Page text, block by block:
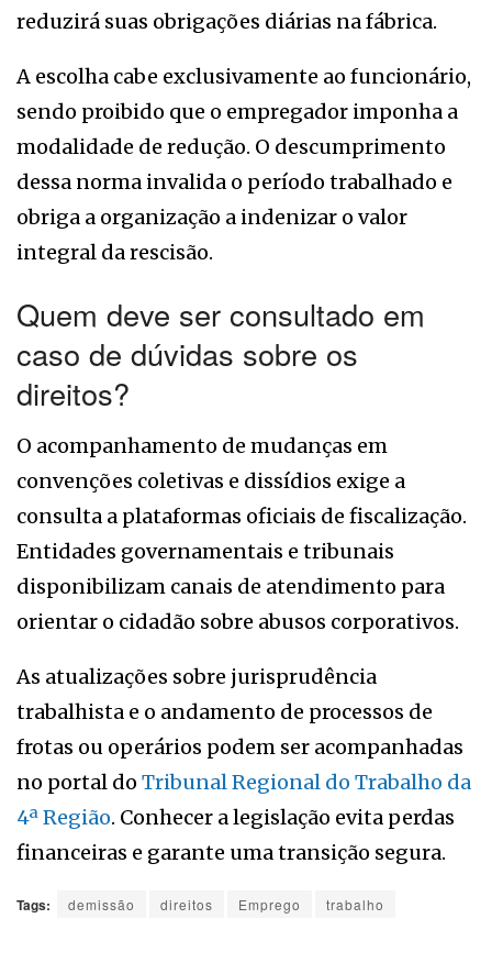
reduzirá suas obrigações diárias na fábrica.
A escolha cabe exclusivamente ao funcionário,
sendo proibido que o empregador imponha a
modalidade de redução. O descumprimento
dessa norma invalida o período trabalhado e
obriga a organização a indenizar o valor
integral da rescisão.
Quem deve ser consultado em
caso de dúvidas sobre os
direitos?
O acompanhamento de mudanças em
convenções coletivas e dissídios exige a
consulta a plataformas oficiais de fiscalização.
Entidades governamentais e tribunais
disponibilizam canais de atendimento para
orientar o cidadão sobre abusos corporativos.
As atualizações sobre jurisprudência
trabalhista e o andamento de processos de
frotas ou operários podem ser acompanhadas
no portal do Tribunal Regional do Trabalho da
4ª Região. Conhecer a legislação evita perdas
financeiras e garante uma transição segura.
Tags: demissão direitos Emprego trabalho